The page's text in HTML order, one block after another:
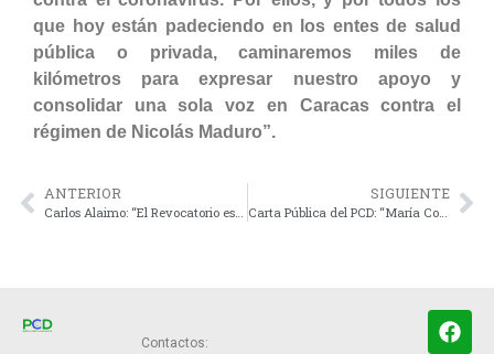
que hoy están padeciendo en los entes de salud
pública o privada, caminaremos miles de
kilómetros para expresar nuestro apoyo y
consolidar una sola voz en Caracas contra el
régimen de Nicolás Maduro”.
ANTERIOR
Carlos Alaimo: “El Revocatorio es la vía más corta para salir de Maduro”
SIGUIENTE
Carta Pública del PCD: “María Corina Machado y Ledezma se deben sumar al Revocatorio contra Maduro”.
Contactos: